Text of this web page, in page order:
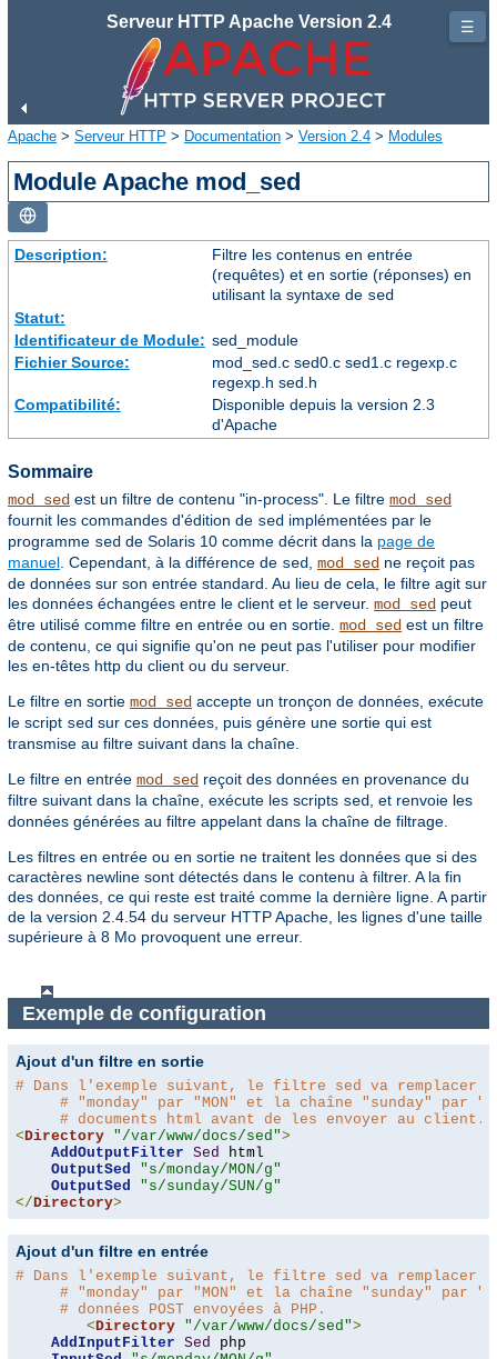
Serveur HTTP Apache Version 2.4
Apache > Serveur HTTP > Documentation > Version 2.4 > Modules
Module Apache mod_sed
Description:
Filtre les contenus en entrée
(requêtes) et en sortie (réponses) en
utilisant la syntaxe de sed
Statut:
Identificateur de Module: sed_module
Fichier Source:
mod_sed.c sed0.c sed1.c regexp.c
regexp.h sed.h
Compatibilité:
Disponible depuis la version 2.3
d'Apache
Sommaire
mod_sed est un filtre de contenu "in-process". Le filtre mod_sed
fournit les commandes d'édition de sed implémentées par le
programme sed de Solaris 10 comme décrit dans la page de
manuel . Cependant, à la différence de sed mod_sed ne reçoit pas
de données sur son entrée standard. Au lieu de cela, le filtre agit sur
les données échangées entre le client et le serveur. mod_sed peut
être utilisé comme filtre en entrée ou en sortie. mod_sed est un filtre
de contenu, ce qui signifie qu'on ne peut pas l'utiliser pour modifier
les en-têtes http du client ou du serveur.
Le filtre en sortie mod_sed accepte un tronçon de données, exécute
le script sed sur ces données, puis génère une sortie qui est
transmise au filtre suivant dans la chaîne.
Le filtre en entrée mod_sed reçoit des données en provenance du
filtre suivant dans la chaîne, exécute les scripts sed
, et renvoie les
données générées au filtre appelant dans la chaîne de filtrage.
Les filtres en entrée ou en sortie ne traitent les données que si des
caractères newline sont détectés dans le contenu à filtrer. A la fin
des données, ce qui reste est traité comme la dernière ligne. A partir
de la version 2.4.54 du serveur HTTP Apache, les lignes d'une taille
supérieure à 8 Mo provoquent une erreur.
Exemple de configuration
Ajout d'un filtre en sortie
# Dans l'exemple suivant, le filtre sed va remplacer
# "monday" par "MON" et la chaîne "sunday" par
# documents html avant de les envoyer au client.
<Directory "/var/www/docs/sed">
AddOutputFilter Sed html
OutputSed
"s/monday/MON/g"
OutputSed
"s/sunday/SUN/g"
</Directory>
Ajout d'un filtre en entrée
# Dans l'exemple suivant, le filtre sed va remplacer
# "monday" par "MON" et la chaîne "sunday" par
# données POST envoyées à PHP.
<Directory "/var/www/docs/sed">
AddInputFilter Sed php
☰